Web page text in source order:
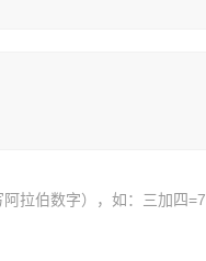
拉伯数字），如：三加四=7